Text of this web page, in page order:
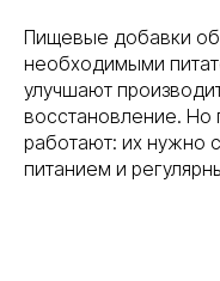
Пищевые добавки
необходимыми
улучшают
восстановление.
работают: их нужно
питанием и